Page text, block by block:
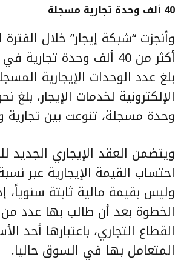
40 ألف وحدة تجارية مسجلة
وأنجزت “شبكة إيجار” خلال
أكثر من 40 ألف وحدة
بلغ عدد الوحدات الإيجارية
وحدة مسجلة، تنوعت بين تجارية
ويتضمن العقد الإيجاري الجديد
احتساب القيمة الإيجارية عبر
وليس بقيمة مالية ثابتة سنوياً،
الخطوة بعد أن طالب بها عدد
القطاع التجاري، باعتبارها أحد
المتعامل بها في السوق حاليا.